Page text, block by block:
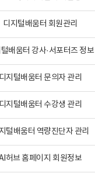
디지털배움터 회원관리
배움터 강사·서포터즈 정보
디지털배움터 문의자 관리
디지털배움터 수강생 관리
털배움터 역량진단자 관리
허브 홈페이지 회원정보